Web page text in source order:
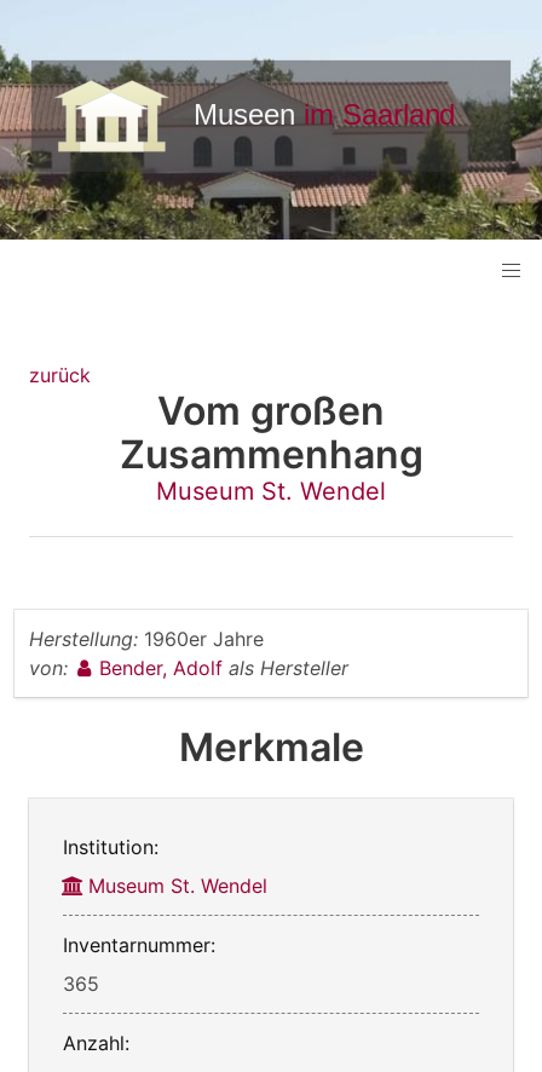
zurück
Vom großen
Zusammenhang
Museum St. Wendel
Herstellung: 1960er Jahre
von:
Bender, Adolf als Hersteller
Merkmale
Institution:
Museum St. Wendel
Inventarnummer:
365
Anzahl: